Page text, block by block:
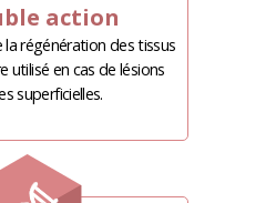
action
régénération des tissus
utilisé en cas de lésions
superficielles.